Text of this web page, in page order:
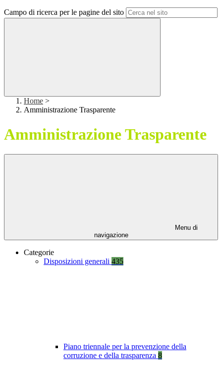
Campo di ricerca per le pagine del sito
Home >
Amministrazione Trasparente
Amministrazione Trasparente
Menu di
navigazione
Categorie
Disposizioni generali 435
Piano triennale per la prevenzione della
corruzione e della trasparenza 8